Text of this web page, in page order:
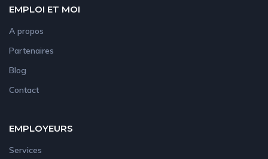
EMPLOI ET MOI
A propos
Partenaires
Blog
Contact
EMPLOYEURS
Services